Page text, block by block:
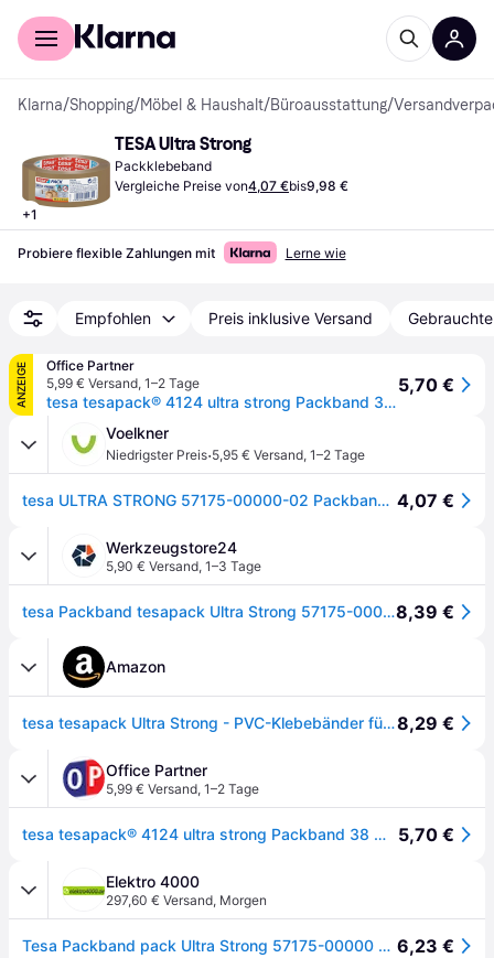
Für Shopper
Klarna/Shopping/Möbel & Haushalt/Büroausstattung/
+1
TESA Ultra Strong
Packklebeband
Vergleiche Preise von4,07 €bis9,98 €
Probiere flexible Zahlungen mit Lerne wie
Empfohlen Preis inklusive Versand
ANZEIGE
Office Partner
5,99 € Versand, 1–2 Tage
tesa tesapack® 4124 ultra strong Packband 38 mm x 66 m chamois
5,70 €
Voelkner
Niedrigster Preis·5,95 € Versand, 1–2 Tage
tesa ULTRA STRONG 57175-00000-02 Packband tesapack® Braun (L x B) 66 m x 38 mm 1 St. 4,07 €
Werkzeugstore24
5,90 € Versand, 1–3 Tage
tesa Packband tesapack Ultra Strong 57175-00000 38mmx66m braun8,39 €
Amazon
tesa tesapack Ultra Strong - PVC-Klebebänder für festes Verpacken und sicheres Bündeln - Braun - 66 m x 38 mm8,29 €
Office Partner
5,99 € Versand, 1–2 Tage
tesa tesapack® 4124 ultra strong Packband 38 mm x 66 m chamois 5,70 €
Elektro 4000
297,60 € Versand, Morgen
Tesa Packband pack Ultra Strong 57175-00000 38mmx66m braun 164211970 6,23 €